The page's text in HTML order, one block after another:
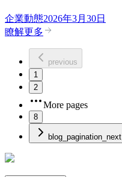
企業動態2026年3月30日
瞭解更多
previous
1
2
More pages
8
blog_pagination_next